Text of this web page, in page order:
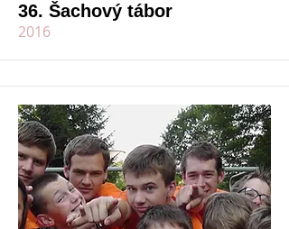
36. Šachový tábor
2016